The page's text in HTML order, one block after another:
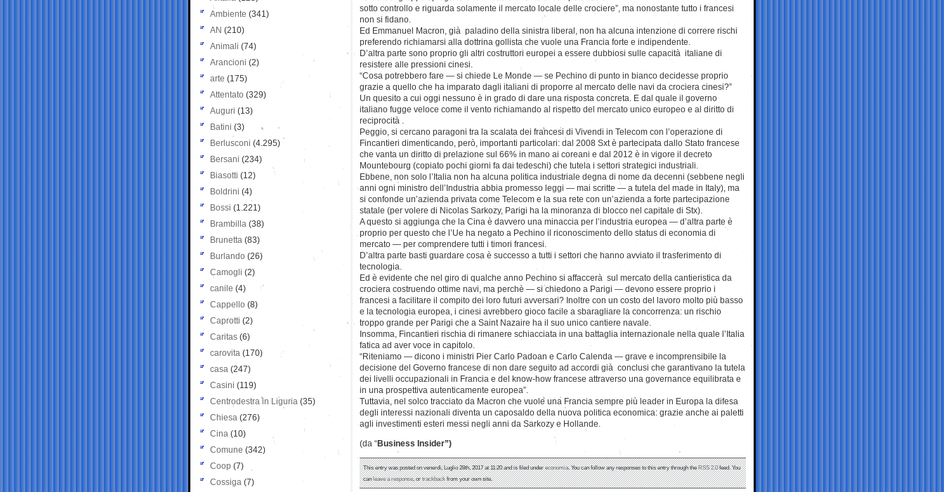
sotto controllo e riguarda solamente il mercato locale delle crociere”, ma nonostante tutto i francesi
non si fidano.
Ed Emmanuel Macron, già paladino della sinistra liberal, non ha alcuna intenzione di correre rischi
preferendo richiamarsi alla dottrina gollista che vuole una Francia forte e indipendente.
D’altra parte sono proprio gli altri costruttori europei a essere dubbiosi sulle capacità italiane di
resistere alle pressioni cinesi.
“Cosa potrebbero fare — si chiede Le Monde — se Pechino di punto in bianco decidesse proprio
grazie a quello che ha imparato dagli italiani di proporre al mercato delle navi da crociera cinesi?”
Un quesito a cui oggi nessuno è in grado di dare una risposta concreta. E dal quale il governo
italiano fugge veloce come il vento richiamando al rispetto del mercato unico europeo e al diritto di
reciprocità .
Peggio, si cercano paragoni tra la scalata dei francesi di Vivendi in Telecom con l’operazione di
Fincantieri dimenticando, però, importanti particolari: dal 2008 Sxt è partecipata dallo Stato francese
che vanta un diritto di prelazione sul 66% in mano ai coreani e dal 2012 è in vigore il decreto
Mountebourg (copiato pochi giorni fa dai tedeschi) che tutela i settori strategici industriali.
Ebbene, non solo l’Italia non ha alcuna politica industriale degna di nome da decenni (sebbene negli
anni ogni ministro dell’Industria abbia promesso leggi — mai scritte — a tutela del made in Italy), ma
si confonde un’azienda privata come Telecom e la sua rete con un’azienda a forte partecipazione
statale (per volere di Nicolas Sarkozy, Parigi ha la minoranza di blocco nel capitale di Stx).
A questo si aggiunga che la Cina è davvero una minaccia per l’industria europea — d’altra parte è
proprio per questo che l’Ue ha negato a Pechino il riconoscimento dello status di economia di
mercato — per comprendere tutti i timori francesi.
D’altra parte basti guardare cosa è successo a tutti i settori che hanno avviato il trasferimento di
tecnologia.
Ed è evidente che nel giro di qualche anno Pechino si affaccerà sul mercato della cantieristica da
crociera costruendo ottime navi, ma perchè — si chiedono a Parigi — devono essere proprio i
francesi a facilitare il compito dei loro futuri avversari? Inoltre con un costo del lavoro molto più basso
e la tecnologia europea, i cinesi avrebbero gioco facile a sbaragliare la concorrenza: un rischio
troppo grande per Parigi che a Saint Nazaire ha il suo unico cantiere navale.
Insomma, Fincantieri rischia di rimanere schiacciata in una battaglia internazionale nella quale l’Italia
fatica ad aver voce in capitolo.
“Riteniamo — dicono i ministri Pier Carlo Padoan e Carlo Calenda — grave e incomprensibile la
decisione del Governo francese di non dare seguito ad accordi già conclusi che garantivano la tutela
dei livelli occupazionali in Francia e del know-how francese attraverso una governance equilibrata e
in una prospettiva autenticamente europea”.
Tuttavia, nel solco tracciato da Macron che vuole una Francia sempre più leader in Europa la difesa
degli interessi nazionali diventa un caposaldo della nuova politica economica: grazie anche ai paletti
agli investimenti esteri messi negli anni da Sarkozy e Hollande.
(da “Business Insider”)
This entry was posted on venerdì, Luglio 28th, 2017 at 11:20 and is filed undereconomia. You can follow any responses to this entry through theRSS 2.0feed. You
canleave a response, ortrackbackfrom your own site.
Ambiente (341)
AN (210)
Animali (74)
Arancioni (2)
arte (175)
Attentato (329)
Auguri (13)
Batini (3)
Berlusconi (4.295)
Bersani (234)
Biasotti (12)
Boldrini (4)
Bossi (1.221)
Brambilla (38)
Brunetta (83)
Burlando (26)
Camogli (2)
canile (4)
Cappello (8)
Caprotti (2)
Caritas (6)
carovita (170)
casa (247)
Casini (119)
Centrodestra in Liguria (35)
Chiesa (276)
Cina (10)
Comune (342)
Coop (7)
Cossiga (7)